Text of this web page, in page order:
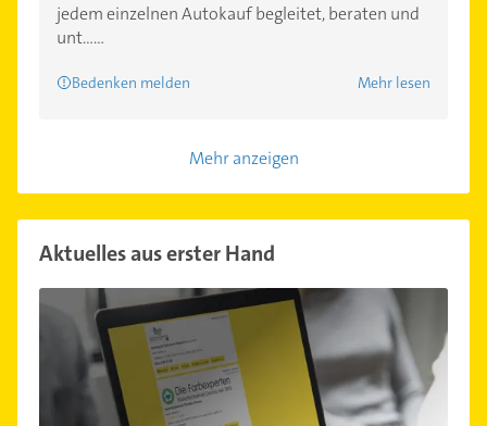
jedem einzelnen Autokauf begleitet, beraten und
unt......
Bedenken melden Mehr lesen
Mehr anzeigen
Aktuelles aus erster Hand